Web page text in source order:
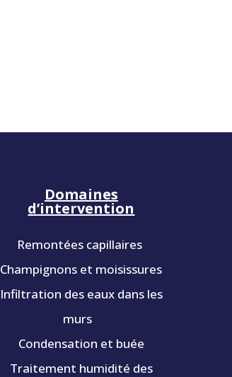
Domaines
d’intervention
Remontées capillaires
Champignons et moisissures
Infiltration des eaux dans les
murs
Condensation et buée
Traitement humidité des